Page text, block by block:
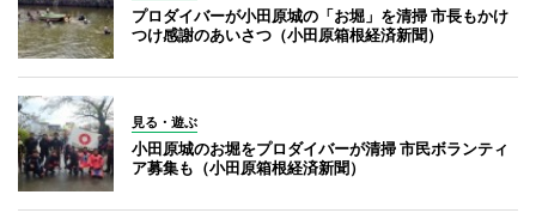
プロダイバーが小田原城の「お堀」を清掃 市長もかけ
つけ感謝のあいさつ（小田原箱根経済新聞）
見る・遊ぶ
小田原城のお堀をプロダイバーが清掃 市民ボランティ
ア募集も（小田原箱根経済新聞）